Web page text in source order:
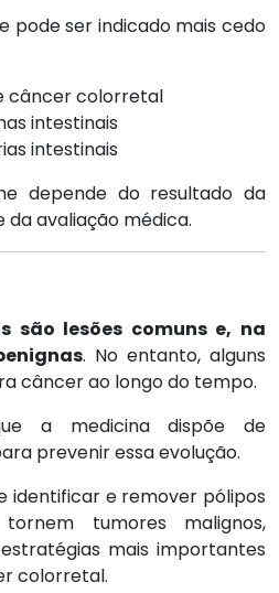
pode ser indicado mais cedo
câncer colorretal
intestinais
intestinais
depende do resultado da
avaliação médica.
são lesões comuns e, na
. No entanto, alguns
câncer ao longo do tempo.
a medicina dispõe de
prevenir essa evolução.
identificar e remover pólipos
tumores malignos,
mais importantes
colorretal.